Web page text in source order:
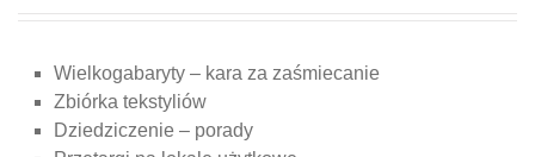
Wielkogabaryty – kara za zaśmiecanie
Zbiórka tekstyliów
Dziedziczenie – porady